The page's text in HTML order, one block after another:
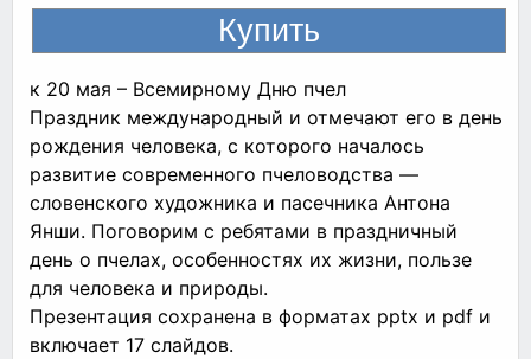
к 20 мая – Всемирному Дню пчел
Праздник международный и отмечают его в день
рождения человека, с которого началось
развитие современного пчеловодства —
словенского художника и пасечника Антона
Янши. Поговорим с ребятами в праздничный
день о пчелах, особенностях их жизни, пользе
для человека и природы.
Презентация сохранена в форматах pptx и pdf и
включает 17 слайдов.